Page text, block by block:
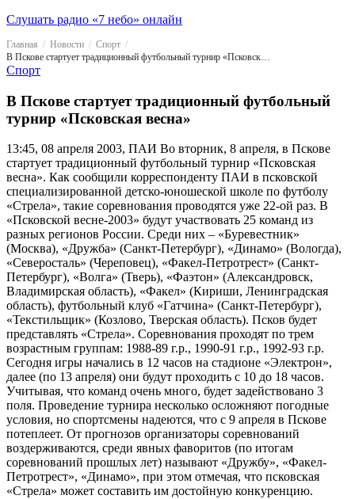
Слушать радио «7 небо» онлайн
Главная Новости
Спорт
В Пскове стартует традиционный футбольный турнир «Псковская весна»
Спорт
В Пскове стартует традиционный футбольный
турнир «Псковская весна»
13:45, 08 апреля 2003, ПАИ Во вторник, 8 апреля, в Пскове
стартует традиционный футбольный турнир «Псковская
весна». Как сообщили корреспонденту ПАИ в псковской
специализированной детско-юношеской школе по футболу
«Стрела», такие соревнования проводятся уже 22-ой раз. В
«Псковской весне-2003» будут участвовать 25 команд из
разных регионов России. Среди них – «Буревестник»
(Москва), «Дружба» (Санкт-Петербург), «Динамо» (Вологда),
«Северосталь» (Череповец), «Факел-Петротрест» (Санкт-
Петербург), «Волга» (Тверь), «Фаэтон» (Александровск,
Владимирская область), «Факел» (Кириши, Ленинградская
область), футбольный клуб «Гатчина» (Санкт-Петербург),
«Текстильщик» (Козлово, Тверская область). Псков будет
представлять «Стрела». Соревнования проходят по трем
возрастным группам: 1988-89 г.р., 1990-91 г.р., 1992-93 г.р.
Сегодня игры начались в 12 часов на стадионе «Электрон»,
далее (по 13 апреля) они будут проходить с 10 до 18 часов.
Учитывая, что команд очень много, будет задействовано 3
поля. Проведение турнира несколько осложняют погодные
условия, но спортсмены надеются, что с 9 апреля в Пскове
потеплеет. От прогнозов организаторы соревнований
воздерживаются, среди явных фаворитов (по итогам
соревнований прошлых лет) называют «Дружбу», «Факел-
Петротрест», «Динамо», при этом отмечая, что псковская
«Стрела» может составить им достойную конкуренцию.